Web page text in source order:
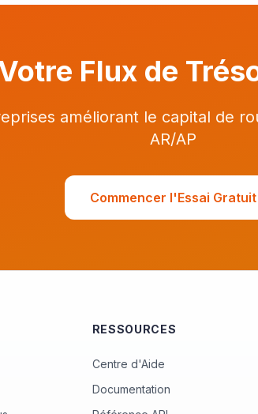
Flux de
améliorant le capital de
AR/AP
Commencer l'Essai Gratuit
RESSOURCES
Centre d'Aide
Documentation